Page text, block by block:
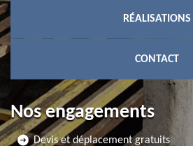
RÉALISATIONS
CONTACT
Nos engagements
Devis et déplacement gratuits